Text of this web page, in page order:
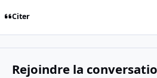
Citer
Rejoindre la